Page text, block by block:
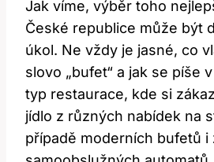
Jak víme, výběr toho
České republice může být
úkol. Ne vždy je jasné, co
slovo „bufet“ a jak se píše
typ restaurace, kde si
jídlo z různých nabídek na
případě moderních bufetů i